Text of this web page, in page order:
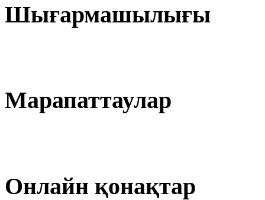
Шығармашылығы
Марапаттаулар
Онлайн қонақтар